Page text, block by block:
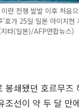
란 전쟁 발발 이후 처음
’호가 25일 일본 아이치현
타(일본)/AFP연합뉴스)
봉쇄됐던 호르무즈
조선이 약 두 달 만